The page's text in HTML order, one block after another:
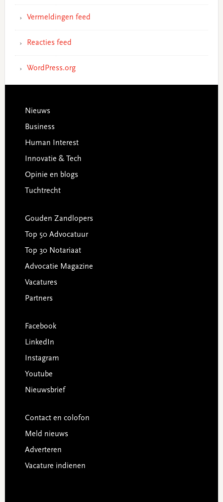
Vermeldingen feed
Reacties feed
WordPress.org
Footer
Nieuws
Business
Human Interest
Innovatie & Tech
Opinie en blogs
Tuchtrecht
Gouden Zandlopers
Top 50 Advocatuur
Top 30 Notariaat
Advocatie Magazine
Vacatures
Partners
Facebook
LinkedIn
Instagram
Youtube
Nieuwsbrief
Contact en colofon
Meld nieuws
Adverteren
Vacature indienen